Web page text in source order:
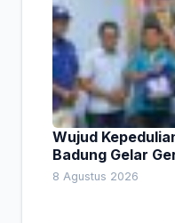
Wujud
Badung Gelar
8 Agustus 2026